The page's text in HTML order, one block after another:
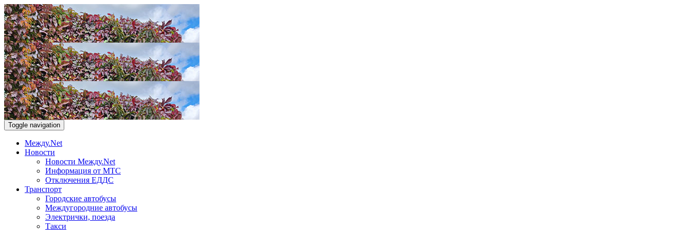
Toggle navigation
Между.Net
Новости
Новости Между.Net
Информация от МТС
Отключения ЕДДС
Транспорт
Городские автобусы
Междугородние автобусы
Электрички, поезда
Такси